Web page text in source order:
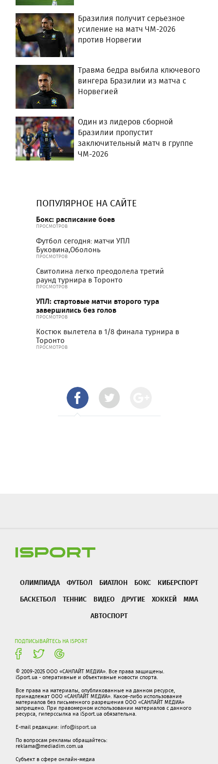
Бразилия получит серьезное
усиление на матч ЧМ-2026
против Норвегии
Травма бедра выбила ключевого
вингера Бразилии из матча с
Норвегией
Один из лидеров сборной
Бразилии пропустит
заключительный матч в группе
ЧМ-2026
ПОПУЛЯРНОЕ НА САЙТЕ
Бокс: расписание боев
ПРОСМОТРОВ
Футбол сегодня: матчи УПЛ
Буковина,Оболонь
ПРОСМОТРОВ
Свитолина легко преодолела третий
раунд турнира в Торонто
ПРОСМОТРОВ
УПЛ: стартовые матчи второго тура
завершились без голов
ПРОСМОТРОВ
Костюк вылетела в 1/8 финала турнира в
Торонто
ПРОСМОТРОВ
ОЛИМПИАДА ФУТБОЛ БИАТЛОН БОКС
КИБЕРСПОРТ
БАСКЕТБОЛ
ТЕННИС ВИДЕО ДРУГИЕ ХОККЕЙ
ММА
АВТОСПОРТ
ПОДПИСЫВАЙТЕСЬ НА ISPORT
© 2009-2025 ООО «САНЛАЙТ МЕДИА». Все права защищены.
iSport.ua - оперативные и объективные новости спорта.
Все права на материалы, опубликованные на данном ресурсе,
принадлежат ООО «САНЛАЙТ МЕДИА». Какое-либо использование
материалов без письменного разрешения ООО «САНЛАЙТ МЕДИА»
запрещено. При правомерном использовании материалов с данного
ресурса, гиперссылка на iSport.ua обязательна.
E-mail редакции: info@isport.ua
По вопросам рекламы обращайтесь:
reklama@mediadim.com.ua
Субъект в сфере онлайн-медиа